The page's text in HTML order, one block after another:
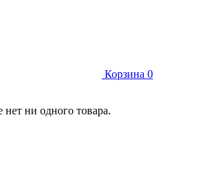
Корзина 0
ни одного товара.